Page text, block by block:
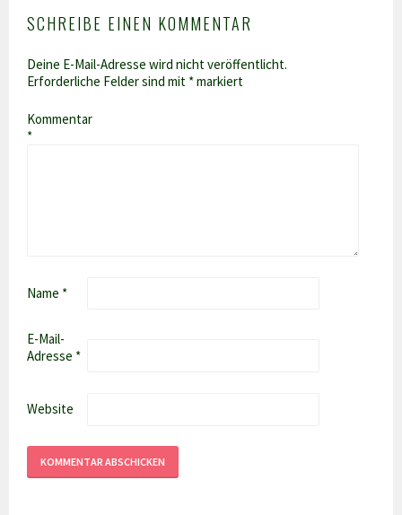
SCHREIBE EINEN KOMMENTAR
Deine E-Mail-Adresse wird nicht veröffentlicht.
Erforderliche Felder sind mit *markiert
Kommentar
*
Name *
E-Mail-
Adresse *
Website